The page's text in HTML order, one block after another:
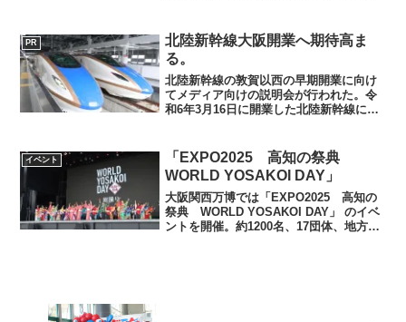
の春夏秋冬を様々な花火で表現し湖上を
美しく彩り、大阪...
PR
北陸新幹線大阪開業へ期待高ま
る。
北陸新幹線の敦賀以西の早期開業に向け
てメディア向けの説明会が行われた。令
和6年3月16日に開業した北陸新幹線につ
は、県外からの観光客も関東圏では142パ
ーセント関西圏...
イベント
「EXPO2025 高知の祭典
WORLD YOSAKOI DAY」
大阪関西万博では「EXPO2025 高知の
祭典 WORLD YOSAKOI DAY」 のイベ
ントを開催。約1200名、17団体、地方車